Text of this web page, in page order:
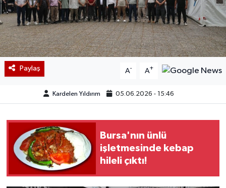
Paylaş A- A+
Kardelen Yıldırım 05.06.2026 - 15:46
Bursa'nın ünlü
işletmesinde kebap
hileli çıktı!